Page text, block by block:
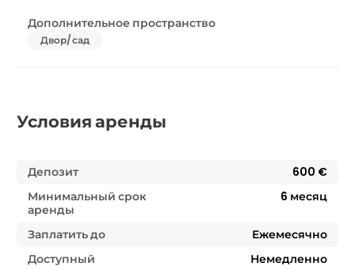
Дополнительное пространство
Двор/сад
Условия аренды
Депозит
600 €
Минимальный срок
аренды
6 месяц
Заплатить до
Ежемесячно
Доступный
Немедленно